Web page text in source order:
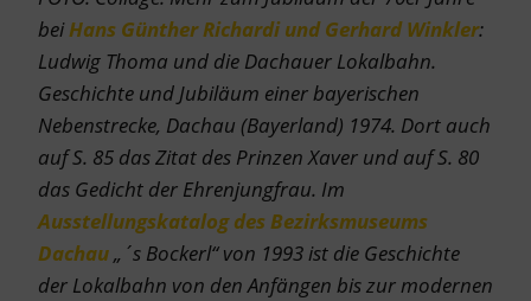
beiHans Günther Richardi und Gerhard Winkler:
Ludwig Thoma und die Dachauer Lokalbahn.
Geschichte und Jubiläum einer bayerischen
Nebenstrecke, Dachau (Bayerland) 1974. Dort auch
auf S. 85 das Zitat des Prinzen Xaver und auf S. 80
das Gedicht der Ehrenjungfrau. Im
Ausstellungskatalog des Bezirksmuseums
Dachau„´s Bockerl“ von 1993 ist die Geschichte
der Lokalbahn von den Anfängen bis zur modernen